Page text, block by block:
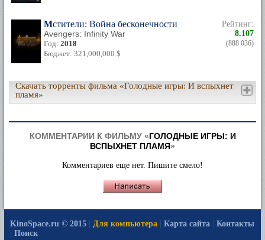
Мстители: Война бесконечности
Avengers: Infinity War
Год: 2018
Бюджет: 321,000,000 $
Рейтинг:
8.107
(888 036)
Скачать торренты фильма «Голодные игры: И вспыхнет
пламя»
КОММЕНТАРИИ К ФИЛЬМУ «ГОЛОДНЫЕ ИГРЫ: И
ВСПЫХНЕТ ПЛАМЯ»
Комментариев еще нет. Пишите смело!
KinoSpace.ru © 2015 Для компьютера Карта сайта
Контакты
Поиск